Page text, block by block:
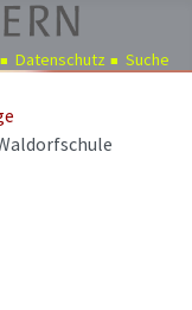
Datenschutz Suche